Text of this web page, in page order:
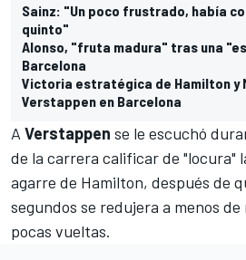
Sainz: "Un poco frustrado, había
quinto"
Alonso, "fruta madura" tras una
Barcelona
Victoria estratégica de Hamilton y
Verstappen en Barcelona
A Verstappen se le escuchó
de la carrera calificar de "locura"
agarre de Hamilton, después de
segundos se redujera a menos
pocas vueltas.